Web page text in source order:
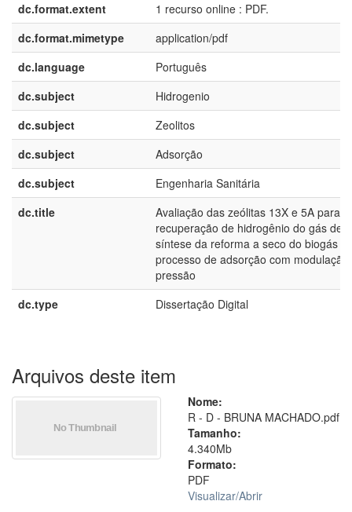
dc.format.extent
1 recurso online : PDF.
dc.format.mimetype
application/pdf
dc.language
Português
dc.subject
Hidrogenio
dc.subject
Zeolitos
dc.subject
Adsorção
dc.subject
Engenharia Sanitária
dc.title
Avaliação das zeólitas 13X e 5A para
recuperação de hidrogênio do gás de
síntese da reforma a seco do biogás
processo de adsorção com modulação
pressão
dc.type
Dissertação Digital
Arquivos deste item
Nome:
R - D - BRUNA MACHADO.pdf
Tamanho:
4.340Mb
Formato:
PDF
Visualizar/Abrir